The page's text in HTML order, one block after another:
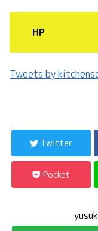
HP
Tweets by
Twitter
Pocket